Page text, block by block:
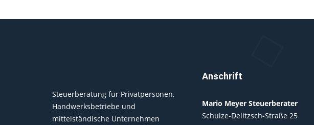
Steuerberatung für Privatpersonen,
Handwerksbetriebe und
mittelständische Unternehmen
Anschrift
Mario Meyer Steuerberater
Schulze-Delitzsch-Straße 25